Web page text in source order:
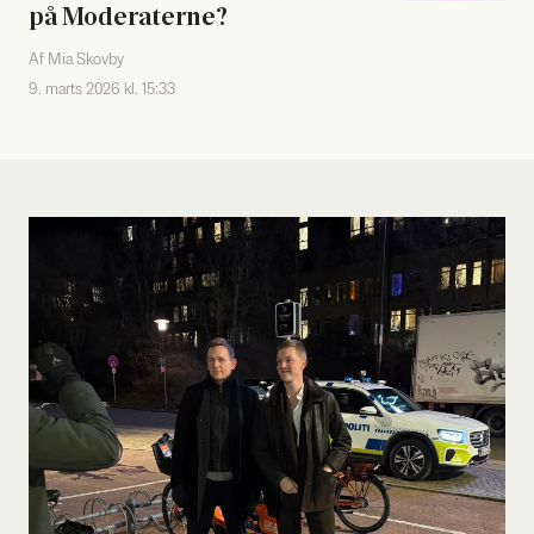
på Mode­ra­ter­ne?
Af Mia Skovby
9. marts 2026 kl. 15:33